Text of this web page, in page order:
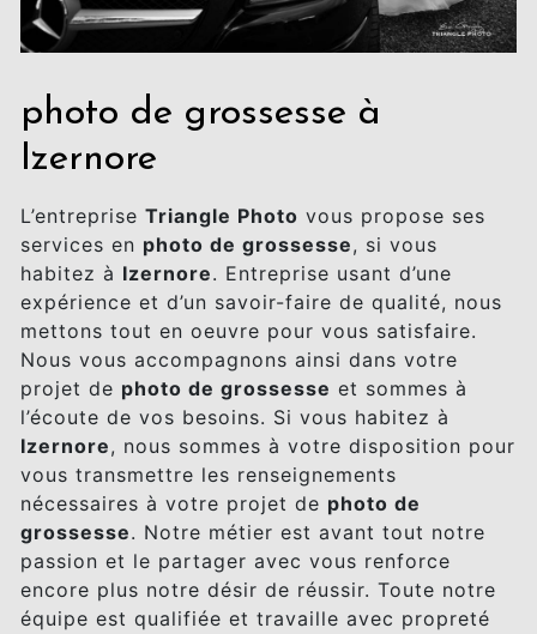
photo de grossesse à
Izernore
L’entreprise Triangle Photo vous propose ses
services en photo de grossesse, si vous
habitez à Izernore. Entreprise usant d’une
expérience et d’un savoir-faire de qualité, nous
mettons tout en oeuvre pour vous satisfaire.
Nous vous accompagnons ainsi dans votre
projet de photo de grossesse et sommes à
l’écoute de vos besoins. Si vous habitez à
Izernore, nous sommes à votre disposition pour
vous transmettre les renseignements
nécessaires à votre projet de photo de
grossesse. Notre métier est avant tout notre
passion et le partager avec vous renforce
encore plus notre désir de réussir. Toute notre
équipe est qualifiée et travaille avec propreté